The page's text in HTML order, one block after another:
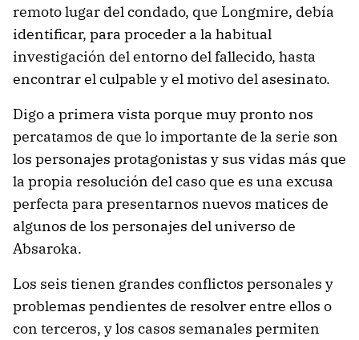
remoto lugar del condado, que Longmire, debía
identificar, para proceder a la habitual
investigación del entorno del fallecido, hasta
encontrar el culpable y el motivo del asesinato.
Digo a primera vista porque muy pronto nos
percatamos de que lo importante de la serie son
los personajes protagonistas y sus vidas más que
la propia resolución del caso que es una excusa
perfecta para presentarnos nuevos matices de
algunos de los personajes del universo de
Absaroka.
Los seis tienen grandes conflictos personales y
problemas pendientes de resolver entre ellos o
con terceros, y los casos semanales permiten